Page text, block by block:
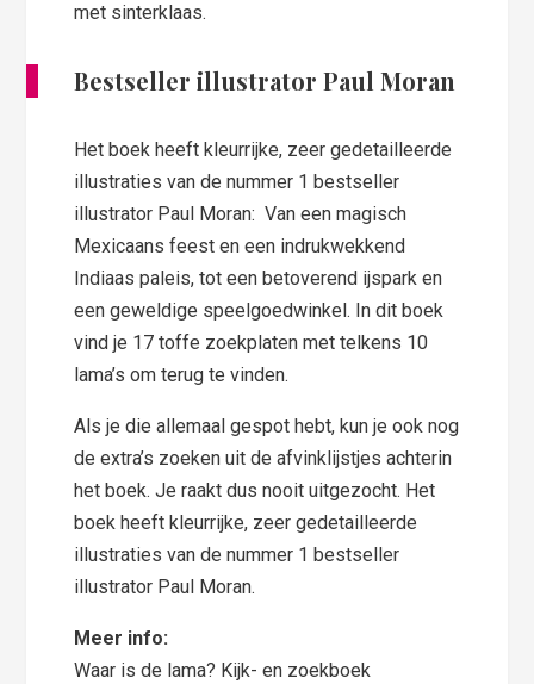
met sinterklaas.
Bestseller illustrator Paul Moran
Het boek heeft kleurrijke, zeer gedetailleerde
illustraties van de nummer 1 bestseller
illustrator Paul Moran: Van een magisch
Mexicaans feest en een indrukwekkend
Indiaas paleis, tot een betoverend ijspark en
een geweldige speelgoedwinkel. In dit boek
vind je 17 toffe zoekplaten met telkens 10
lama’s om terug te vinden.
Als je die allemaal gespot hebt, kun je ook nog
de extra’s zoeken uit de afvinklijstjes achterin
het boek. Je raakt dus nooit uitgezocht. Het
boek heeft kleurrijke, zeer gedetailleerde
illustraties van de nummer 1 bestseller
illustrator Paul Moran.
Meer info:
Waar is de lama? Kijk- en zoekboek